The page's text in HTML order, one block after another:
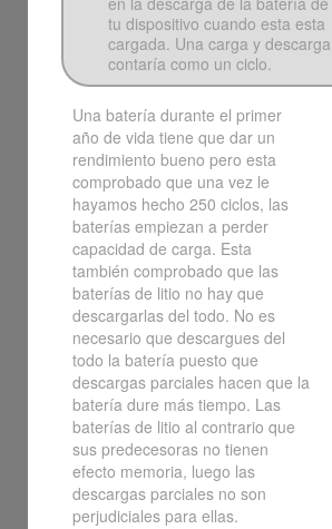
tu dispositivo cuando esta esta
cargada. Una carga y descarga
contaría como un ciclo.
Una batería durante el primer
año de vida tiene que dar un
rendimiento bueno pero esta
comprobado que una vez le
hayamos hecho 250 ciclos, las
baterías empiezan a perder
capacidad de carga. Esta
también comprobado que las
baterías de litio no hay que
descargarlas del todo. No es
necesario que descargues del
todo la batería puesto que
descargas parciales hacen que la
batería dure más tiempo. Las
baterías de litio al contrario que
sus predecesoras no tienen
efecto memoria, luego las
descargas parciales no son
perjudiciales para ellas.